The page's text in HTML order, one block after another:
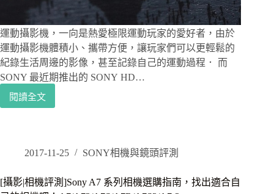
運動攝影機，一向是熱愛極限運動玩家的愛好者，由於
運動攝影機體積小、攜帶方便，讓玩家們可以更輕鬆的
紀錄生活周邊的影像，甚至記錄自己的運動過程． 而
SONY 最近期推出的 SONY HD…
閱讀全文
[攝
攝
機
2017-11-25 SONY相機與鏡頭評測
[攝影|相機評測]Sony A7 系列相機選購指南，找出適合自